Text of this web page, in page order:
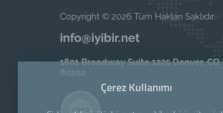
Copyright © 2026 Tüm Hakları Saklıdır.
info@iyibir.net
1801 Broadway Suite 1225 Denver, CO
Çerez Kullanımı